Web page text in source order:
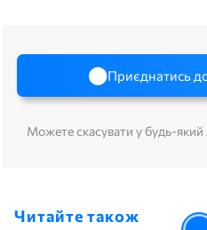
Приєднатись
Можете скасувати у будь-
Читайте також